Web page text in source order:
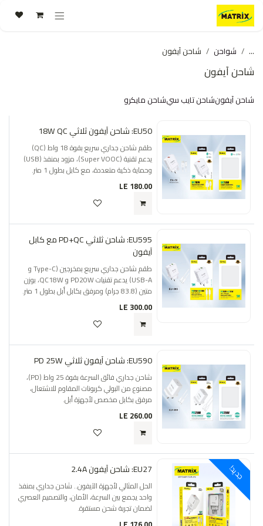
تخطي للذهاب إلى المحتوى
... شواحن شاحن آيفون
شاحن آيفون
شاحن آيفونشاحن تايب سيشاحن مايكرو
EU50: شاحن آيفون ثلاثي 18W QC
طقم شاحن جداري سريع بقوة 18 واط (QC)
يدعم تقنية (Super VOOC)، مزود بمنفذ (USB)
وحماية ذكية متعددة، مع كابل بطول 1 متر.
180.00
EU595: شاحن ثلاثي PD+QC مع كابل
آيفون
طقم شاحن جداري سريع بمخرجين (Type-C و
USB-A) يدعم تقنيات PD20W و QC18W، بوزن
متين (83.8 جرام) ومرفق بكابل أبل بطول 1 متر.
300.00
EU590: شاحن آيفون ثلاثي PD 25W
شاحن جداري فائق السرعة بقوة 25 واط (PD)،
مصنوع من البولي كربونات المقاوم للاشتعال،
مرفق بكابل مخصص لأجهزة أبل.
260.00
جديد! EU27: شاحن آيفون 2.4A
الحل المثالي لأجهزة الآيفون.. شاحن جداري بمنفذ
واحد يجمع بين السرعة، الأمان، والتصميم العصري
لضمان تجربة شحن مستقرة.